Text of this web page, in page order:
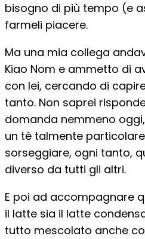
bisogno di più tempo (e
farmeli piacere.
Ma una mia collega
Kiao Nom e ammetto di
con lei, cercando di
tanto. Non saprei
domanda nemmeno
un tè talmente
sorseggiare, ogni tanto,
diverso da tutti gli altri.
E poi ad accompagnare
il latte sia il latte
tutto mescolato anche